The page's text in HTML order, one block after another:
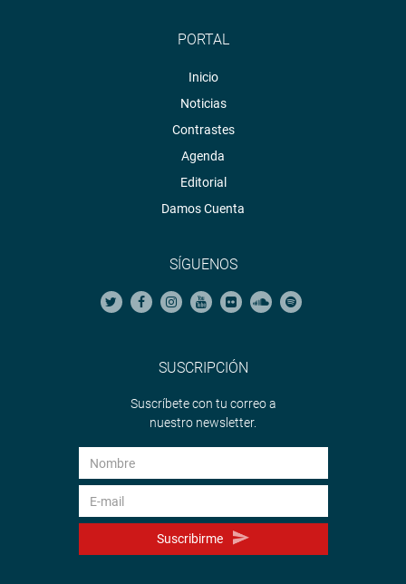
PORTAL
Inicio
Noticias
Contrastes
Agenda
Editorial
Damos Cuenta
SÍGUENOS
SUSCRIPCIÓN
Suscríbete con tu correo a
nuestro newsletter.
Suscribirme